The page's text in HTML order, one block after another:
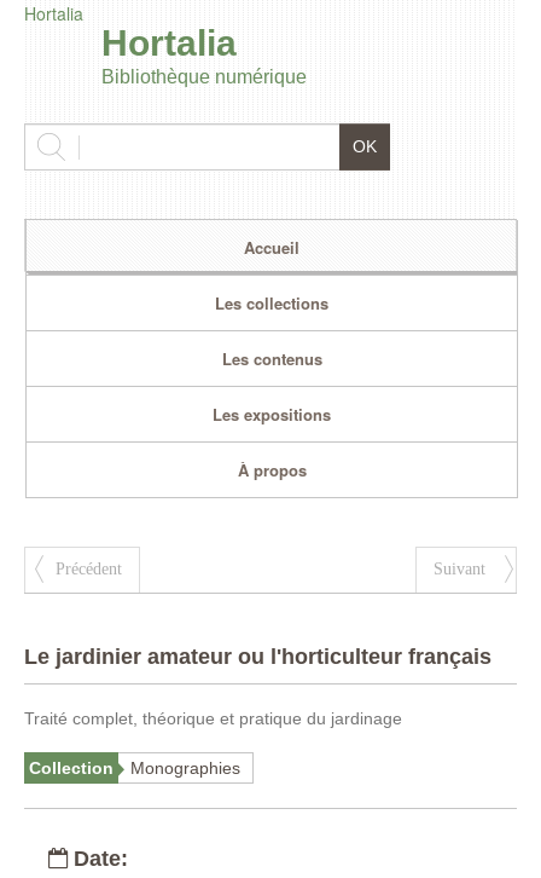
Hortalia
Hortalia
Bibliothèque numérique
Accueil
Les collections
Les contenus
Les expositions
À propos
Précédent Suivant
Le jardinier amateur ou l'horticulteur français
Traité complet, théorique et pratique du jardinage
Collection Monographies
Date: